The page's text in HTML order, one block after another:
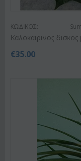
ΚΩΔΙΚΟΣ:
Kαλοκαιρινος
€35.00